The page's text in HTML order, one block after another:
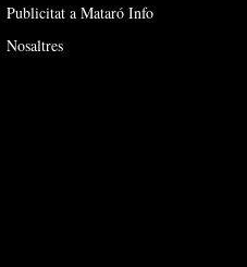
Publicitat a Mataró Info
Nosaltres